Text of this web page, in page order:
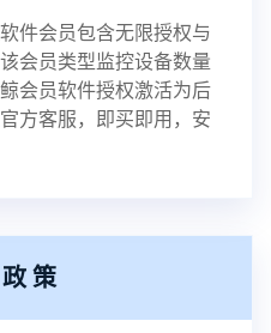
件会员包含无限授权与
会员类型监控设备数量
会员软件授权激活为后
方客服，即买即用，安
策